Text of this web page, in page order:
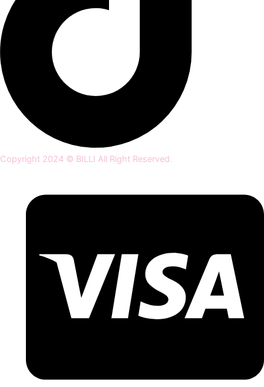
Copyright 2024 © BILLI All Right Reserved.